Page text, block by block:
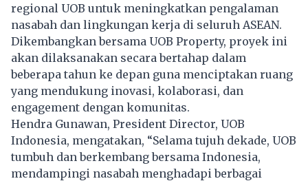
regional UOB untuk meningkatkan pengalaman
nasabah dan lingkungan kerja di seluruh ASEAN.
Dikembangkan bersama UOB Property, proyek ini
akan dilaksanakan secara bertahap dalam
beberapa tahun ke depan guna menciptakan ruang
yang mendukung inovasi, kolaborasi, dan
engagement dengan komunitas.
Hendra Gunawan, President Director, UOB
Indonesia, mengatakan, “Selama tujuh dekade, UOB
tumbuh dan berkembang bersama Indonesia,
mendampingi nasabah menghadapi berbagai